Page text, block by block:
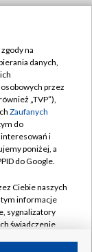
na
danych,
przez
„TVP”),
Zaufanych
do
i
poniżej, a
do Google.
Ciebie naszych
tym informacje
sygnalizatory
świadczenie